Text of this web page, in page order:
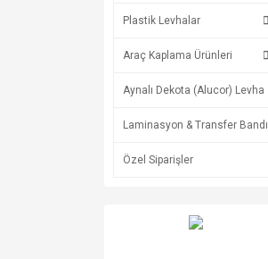
Plastik Levhalar
Araç Kaplama Ürünleri
Aynalı Dekota (Alucor) Levha
Laminasyon & Transfer Bandı
Özel Siparişler